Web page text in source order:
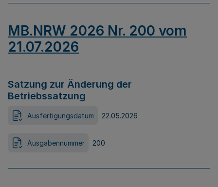
MB.NRW 2026 Nr. 200 vom
21.07.2026
Satzung zur Änderung der
Betriebssatzung
Ausfertigungsdatum 22.05.2026
Ausgabennummer 200